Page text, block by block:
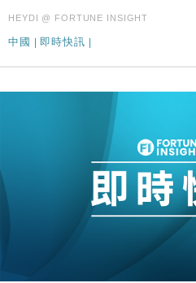
HEYDI @ FORTUNE INSIGHT
中國 即時快訊